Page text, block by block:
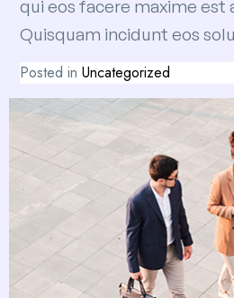
qui eos facere maxime est
Quisquam incidunt eos
Posted inUncategorized